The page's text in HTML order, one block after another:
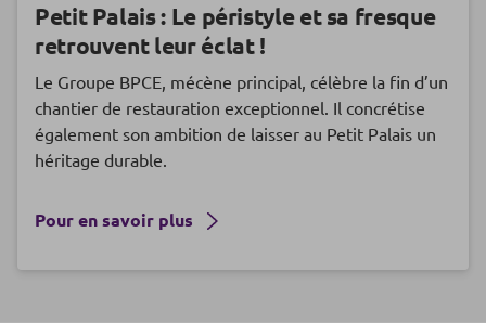
Petit Palais : Le péristyle et sa fresque
retrouvent leur éclat !
Le Groupe BPCE, mécène principal, célèbre la fin d’un
chantier de restauration exceptionnel. Il concrétise
également son ambition de laisser au Petit Palais un
héritage durable.
Pour en savoir plus